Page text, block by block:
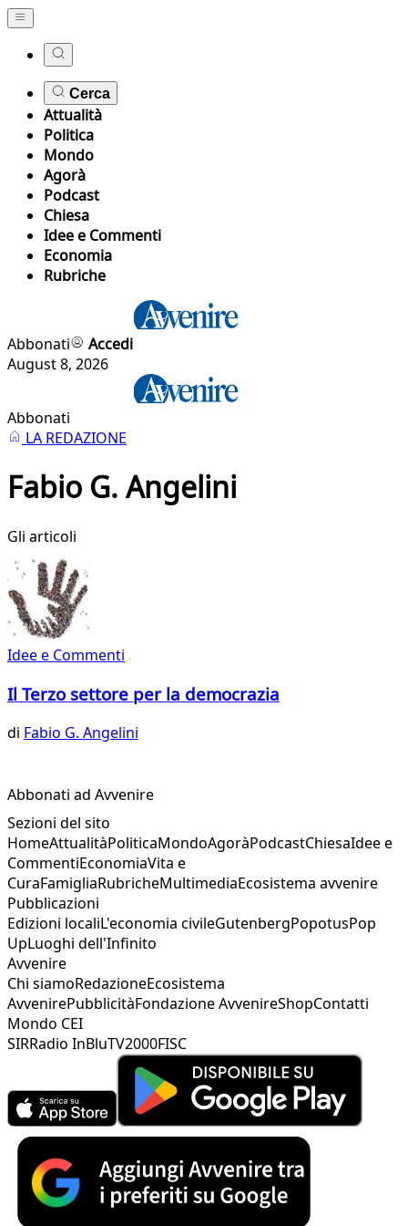
Cerca
Attualità
Politica
Mondo
Agorà
Podcast
Chiesa
Idee e Commenti
Economia
Rubriche
Abbonati
Accedi
August 8, 2026
Abbonati
LA REDAZIONE
Fabio G. Angelini
Gli articoli
Idee e Commenti
Il Terzo settore per la democrazia
di Fabio G. Angelini
Abbonati ad Avvenire
Sezioni del sito
HomeAttualitàPoliticaMondoAgoràPodcastChiesaIdee e
CommentiEconomiaVita e
CuraFamigliaRubricheMultimediaEcosistema avvenire
Pubblicazioni
Edizioni localiL'economia civileGutenbergPopotusPop
UpLuoghi dell'Infinito
Avvenire
Chi siamoRedazioneEcosistema
AvvenirePubblicitàFondazione AvvenireShopContatti
Mondo CEI
SIRRadio InBluTV2000FISC